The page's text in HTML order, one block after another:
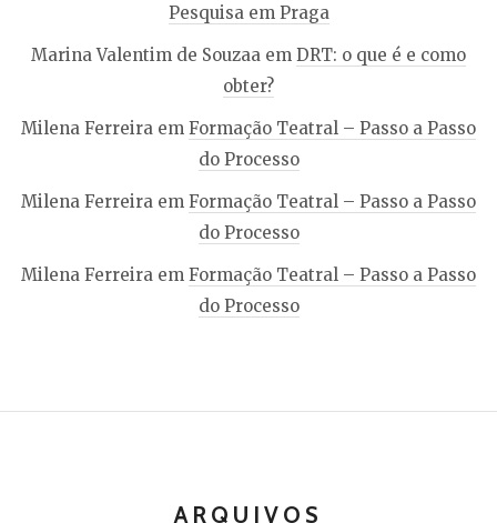
Pesquisa em Praga
Marina Valentim de Souzaa em DRT: o que é e como
obter?
Milena Ferreira em Formação Teatral – Passo a Passo
do Processo
Milena Ferreira em Formação Teatral – Passo a Passo
do Processo
Milena Ferreira em Formação Teatral – Passo a Passo
do Processo
ARQUIVOS